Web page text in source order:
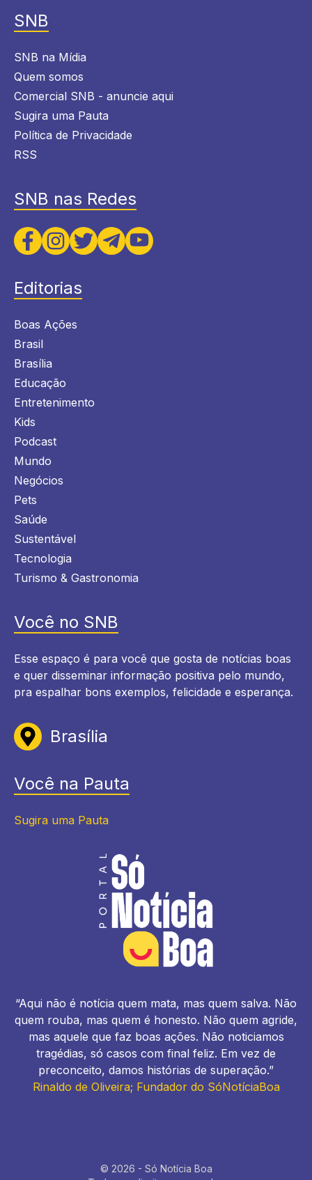
SNB
SNB na Mídia
Quem somos
Comercial SNB - anuncie aqui
Sugira uma Pauta
Política de Privacidade
RSS
SNB nas Redes
Editorias
Boas Ações
Brasil
Brasília
Educação
Entretenimento
Kids
Podcast
Mundo
Negócios
Pets
Saúde
Sustentável
Tecnologia
Turismo & Gastronomia
Você no SNB
Esse espaço é para você que gosta de notícias boas
e quer disseminar informação positiva pelo mundo,
pra espalhar bons exemplos, felicidade e esperança.
Brasília
Você na Pauta
Sugira uma Pauta
“Aqui não é notícia quem mata, mas quem salva. Não
quem rouba, mas quem é honesto. Não quem agride,
mas aquele que faz boas ações. Não noticiamos
tragédias, só casos com final feliz. Em vez de
preconceito, damos histórias de superação.”
Rinaldo de Oliveira; Fundador do SóNotíciaBoa
© 2026 - Só Notícia Boa